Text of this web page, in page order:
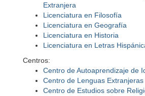
Extranjera
Licenciatura en Filosofía
Licenciatura en Geografía
Licenciatura en Historia
Licenciatura en Letras
Centros:
Centro de Autoaprendizaje de
Centro de Lenguas Extranjeras
Centro de Estudios sobre